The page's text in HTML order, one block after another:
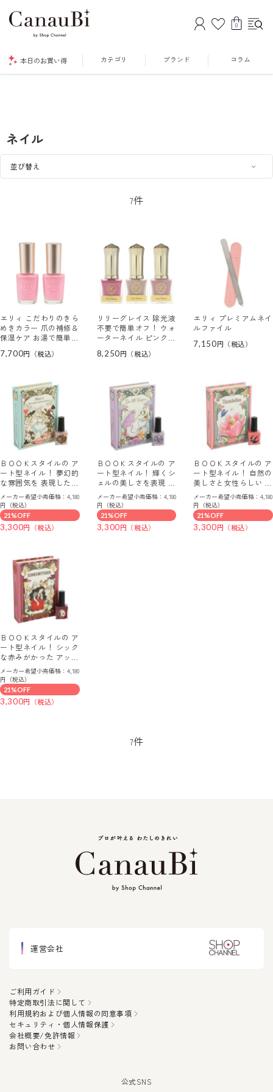
0
本日のお買い得 カテゴリ ブランド コラム
ネイル
7件
エリィ こだわりのきら
めきカラー 爪の補修＆
保湿ケア お湯で簡単オ
セット
7,700
リリーグレイス 除光液
不要で簡単オフ！ ウォ
ーターネイル ピンクナ
セット
8,250
エリィ プレミアムネイ
ルファイル
7,150
ＢＯＯＫスタイルの ア
ート型ネイル！ 夢幻的
な雰囲気を 表現したベ
ージュカラー ストーリ
ー・イン・カラー マジ
カルヌード （マニキュ
ア）
メーカー希望小売価格：4,180
円（税込）
21%OFF
3,300
ＢＯＯＫスタイルの ア
ート型ネイル！ 輝くシ
ェルの美しさを表現 透
明感パープル系カラー
ストーリー・イン・カ
ラー グリッターシェル
（マニキュア）
メーカー希望小売価格：4,180
円（税込）
21%OFF
3,300
ＢＯＯＫスタイルの ア
ート型ネイル！ 自然の
美しさと女性らしい 優
雅さ演出のピンクカラ
ー ストーリー・イン・
カラー ボタニックピン
ク （マニキュア）
メーカー希望小売価格：4,180
円（税込）
21%OFF
3,300
ＢＯＯＫスタイルの ア
ート型ネイル！ シック
な赤みがかった アップ
ルレッドカラー ストー
リー・イン・カラー ポ
イズンアップル （マニ
キュア）
メーカー希望小売価格：4,180
円（税込）
21%OFF
3,300
7件
運営会社
ご利用ガイド
特定商取引法に関して
利用規約および個人情報の同意事項
セキュリティ・個人情報保護
会社概要/免許情報
お問い合わせ